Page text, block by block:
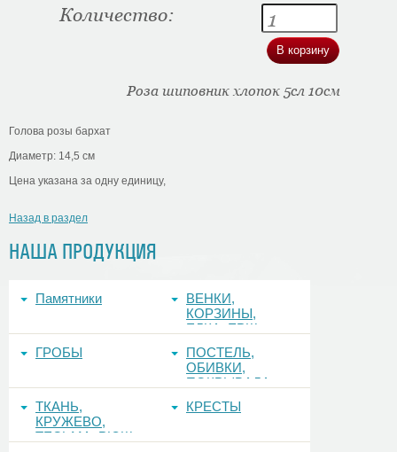
НАША ПРОДУКЦИЯ
Памятники
ВЕНКИ,
КОРЗИНЫ,
ЕЛКА, ЕРШ,
ГРОБЫ
ПОСТЕЛЬ,
ОБИВКИ,
ПОКРЫВАЛА
ТКАНЬ,
КРУЖЕВО,
ТЕСЬМА, РЮШ
КРЕСТЫ
Количество:
Роза шиповник хлопок 5сл 10см
Голова розы бархат
Диаметр: 14,5 см
Цена указана за одну единицу,
Назад в раздел